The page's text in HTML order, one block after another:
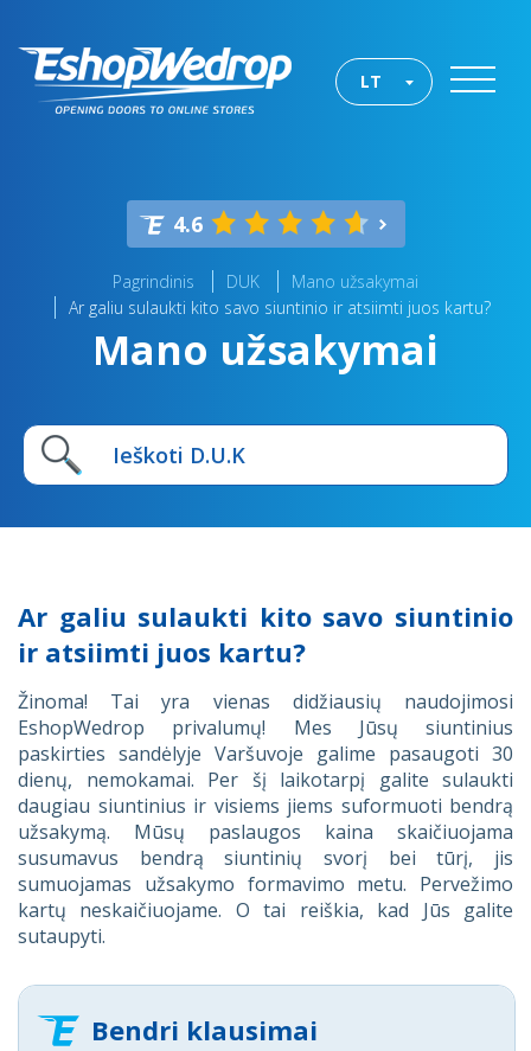
LT
4.6
Pagrindinis DUK
Mano užsakymai
Ar galiu sulaukti kito savo siuntinio ir atsiimti juos kartu?
Mano užsakymai
Ar galiu sulaukti kito savo siuntinio
ir atsiimti juos kartu?
Žinoma! Tai yra vienas didžiausių naudojimosi
EshopWedrop privalumų! Mes Jūsų siuntinius
paskirties sandėlyje Varšuvoje galime pasaugoti 30
dienų, nemokamai. Per šį laikotarpį galite sulaukti
daugiau siuntinius ir visiems jiems suformuoti bendrą
užsakymą. Mūsų paslaugos kaina skaičiuojama
susumavus bendrą siuntinių svorį bei tūrį, jis
sumuojamas užsakymo formavimo metu. Pervežimo
kartų neskaičiuojame. O tai reiškia, kad Jūs galite
sutaupyti.
Bendri klausimai